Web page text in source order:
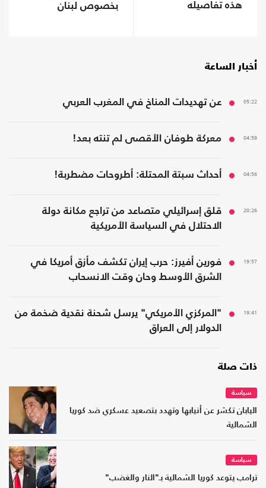
هذه تفاصيله
بخصوص لبنان
أخبار الساعة
05:22 عن تهديدات المناخ في المغرب العربي
04:59 معركة طوفان الأقصى لم تنته بعد!
04:56 أحداث سبتة المحتلة: أطروحات مضطربة!
20:26
قلق إسرائيلي متصاعد من تراجع مكانة دولة
الاحتلال في السياسة الأمريكية
19:57
فورين أفيرز: حرب إيران تكشف مأزق أمريكا في
الشرق الأوسط وحان وقت الانسحاب
19:41
"المركزي الأمريكي" يرسل شحنة نقدية ضخمة من
الدولار إلى العراق
ذات صلة
سياسة
اليابان تكشر عن أنيابها وتهدد بتصعيد عسكري ضد كوريا
الشمالية
سياسة
ترامب يتوعد كوريا الشمالية بـ"النار والغضب"